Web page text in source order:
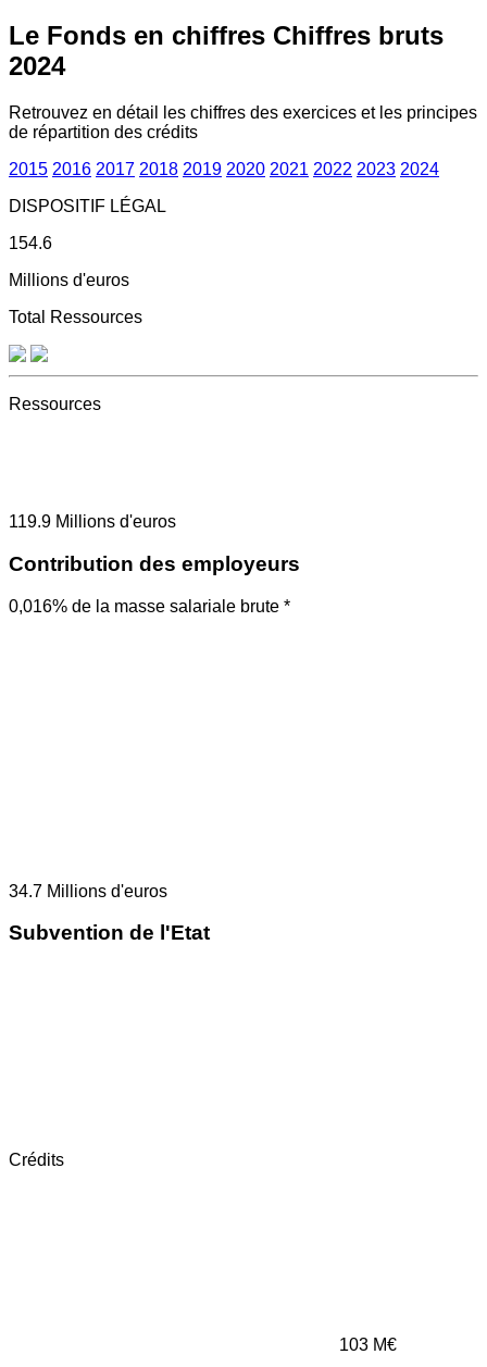
Le Fonds en chiffres Chiffres bruts
2024
Retrouvez en détail les chiffres des exercices et les principes
de répartition des crédits
2015 2016 2017 2018 2019 2020 2021 2022 2023 2024
DISPOSITIF LÉGAL
154.6
Millions d'euros
Total Ressources
Ressources
119.9 Millions d'euros
Contribution des employeurs
0,016% de la masse salariale brute *
34.7 Millions d'euros
Subvention de l'Etat
Crédits
103 M€